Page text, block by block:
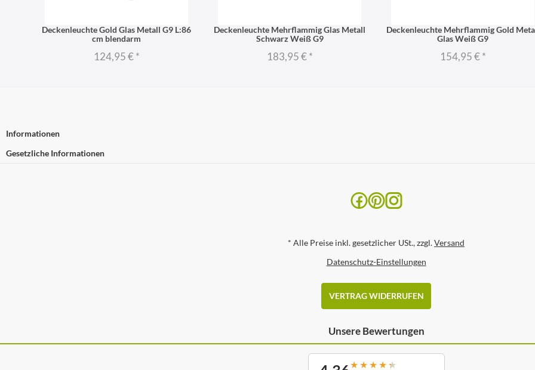
Deckenleuchte Gold Glas Metall G9 L:86
cm blendarm
124,95 €*
Deckenleuchte Mehrflammig Glas Metall
Schwarz Weiß G9
183,95 €*
Deckenleuchte Mehrflammig Gold
Glas Weiß G9
154,95 €*
Informationen
Gesetzliche Informationen
* Alle Preise inkl. gesetzlicher USt., zzgl.Versand
Datenschutz-Einstellungen
VERTRAG WIDERRUFEN
Unsere Bewertungen
★ ★ ★ ★ ★